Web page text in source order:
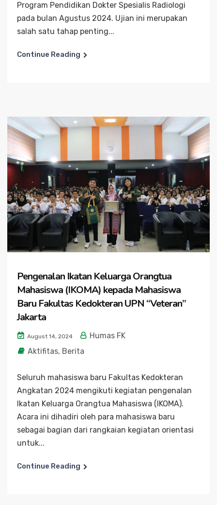
Program Pendidikan Dokter Spesialis Radiologi
pada bulan Agustus 2024. Ujian ini merupakan
salah satu tahap penting...
Continue Reading
Pengenalan Ikatan Keluarga Orangtua
Mahasiswa (IKOMA) kepada Mahasiswa
Baru Fakultas Kedokteran UPN “Veteran”
Jakarta
August 14, 2024
Humas FK
Aktifitas, Berita
Seluruh mahasiswa baru Fakultas Kedokteran
Angkatan 2024 mengikuti kegiatan pengenalan
Ikatan Keluarga Orangtua Mahasiswa (IKOMA).
Acara ini dihadiri oleh para mahasiswa baru
sebagai bagian dari rangkaian kegiatan orientasi
untuk...
Continue Reading